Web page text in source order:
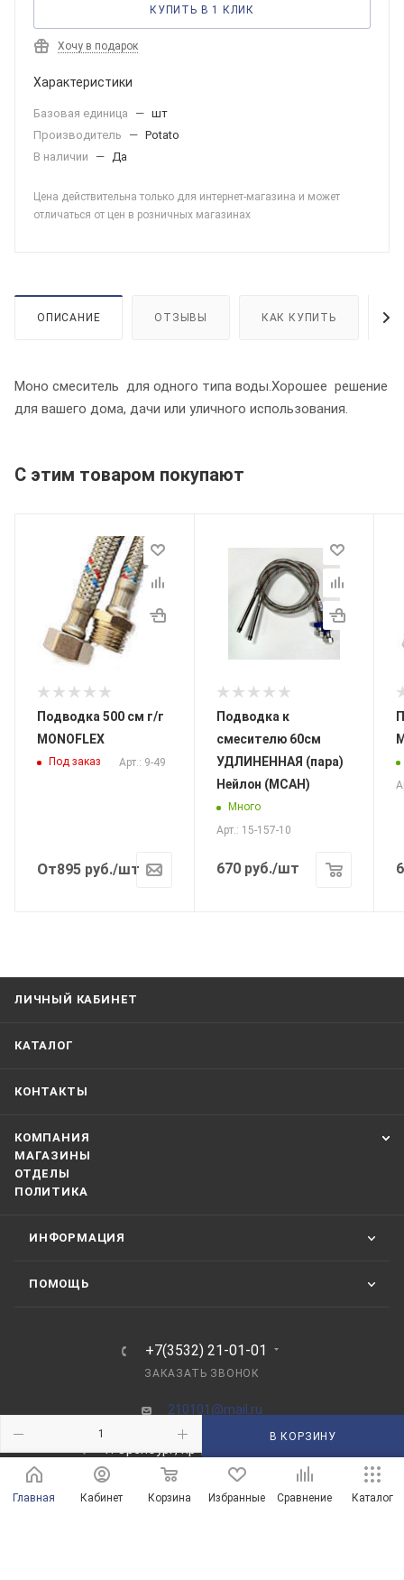
В КОРЗИНУ
КУПИТЬ В 1 КЛИК
Хочу в подарок
Характеристики
Базовая единица — шт
Производитель
— Potato
В наличии
— Да
Цена действительна только для интернет-магазина и может
отличаться от цен в розничных магазинах
ОПИСАНИЕ ОТЗЫВЫ КАК КУПИТЬ
Моно смеситель для одного типа воды.Хорошее решение
для вашего дома, дачи или уличного использования.
С этим товаром покупают
Подводка 500 см г/г
MONOFLEX
Под заказ Арт.: 9-49
От895 руб./шт
Подводка к
смесителю 60см
УДЛИНЕННАЯ (пара)
Нейлон (МСАН)
Много
Арт.: 15-157-10
670 руб./шт
ЛИЧНЫЙ КАБИНЕТ
КАТАЛОГ
КОНТАКТЫ
КОМПАНИЯ
МАГАЗИНЫ
ОТДЕЛЫ
ПОЛИТИКА
ИНФОРМАЦИЯ
ПОМОЩЬ
+7(3532) 21-01-01
ЗАКАЗАТЬ ЗВОНОК
210101@mail.ru
г. Оренбург, пр-д Автоматики, 8 "А"
Главная Кабинет Корзина Избранные Сравнение Каталог